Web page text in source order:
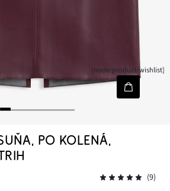
[node-product-wishlist]
PO KOLENÁ,
(9)